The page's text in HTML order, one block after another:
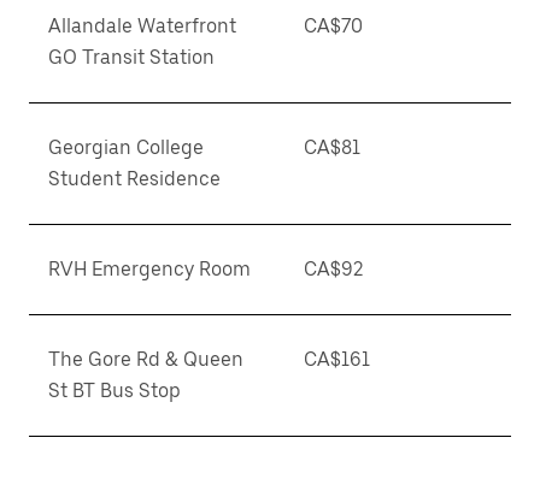
Allandale Waterfront
GO Transit Station
CA$70
Georgian College
Student Residence
CA$81
RVH Emergency Room CA$92
The Gore Rd & Queen
St BT Bus Stop
CA$161